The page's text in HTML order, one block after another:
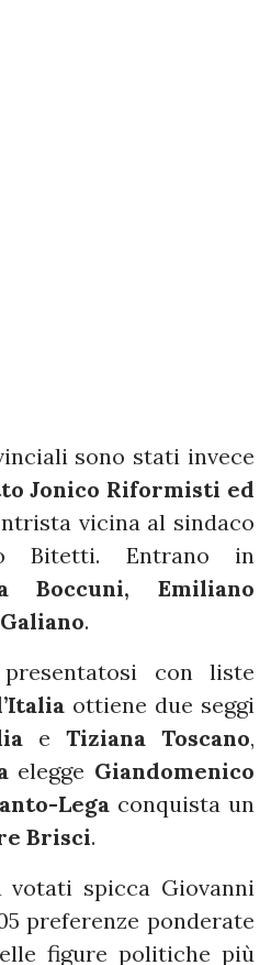
sono stati invece
Jonico Riformisti ed
vicina al sindaco
Bitetti. Entrano in
Boccuni, Emiliano
.
con liste
ottiene due seggi
e Tiziana Toscano,
elegge Giandomenico
Lega conquista un
Brisci.
spicca Giovanni
preferenze ponderate
figure politiche più